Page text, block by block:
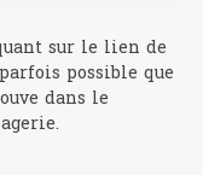
sur le lien de
possible que
dans le